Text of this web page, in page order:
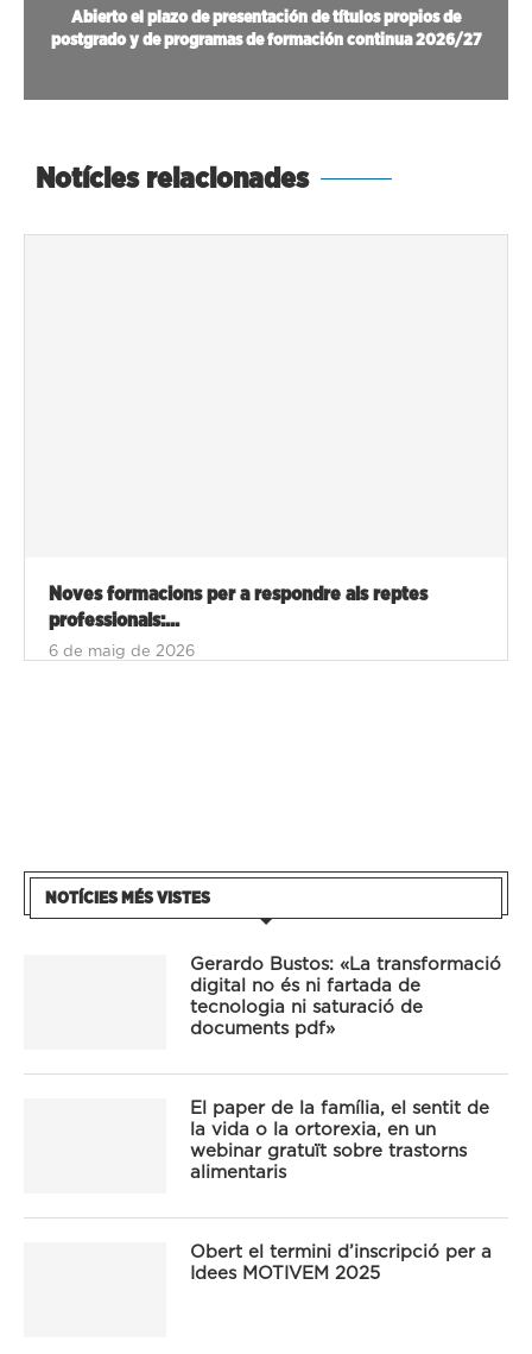
Abierto el plazo de presentación de títulos propios de
postgrado y de programas de formación continua 2026/27
Notícies relacionades
Noves formacions per a respondre als reptes
professionals:...
6 de maig de 2026
NOTÍCIES MÉS VISTES
Gerardo Bustos: «La transformació
digital no és ni fartada de
tecnologia ni saturació de
documents pdf»
El paper de la família, el sentit de
la vida o la ortorexia, en un
webinar gratuït sobre trastorns
alimentaris
Obert el termini d’inscripció per a
Idees MOTIVEM 2025